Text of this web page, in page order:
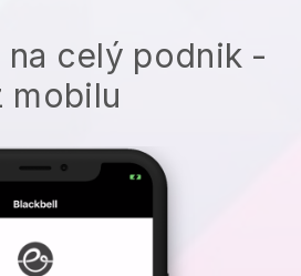
celý podnik -
mobilu